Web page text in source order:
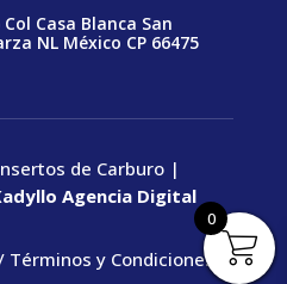
Casa Blanca San
NL México CP 66475
de Carburo |
Agencia Digital
Términos y Condiciones
0